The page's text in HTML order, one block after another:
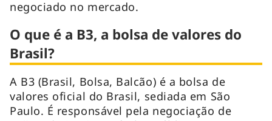
negociado no mercado.
O que é a B3, a bolsa de valores do
Brasil?
A B3 (Brasil, Bolsa, Balcão) é a bolsa de
valores oficial do Brasil, sediada em São
Paulo. É responsável pela negociação de